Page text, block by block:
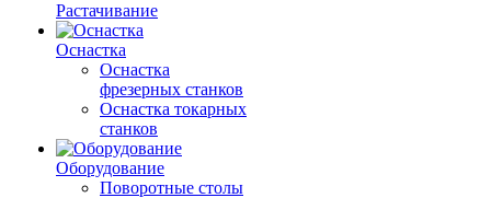
Растачивание
Оснастка
Оснастка
фрезерных станков
Оснастка токарных
станков
Оборудование
Поворотные столы